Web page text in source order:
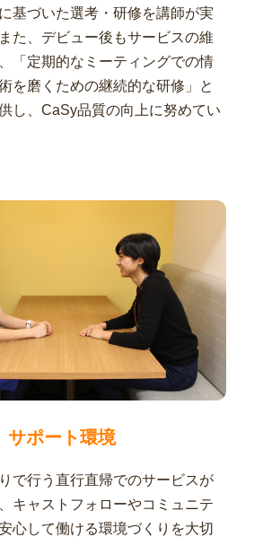
基づいた選考・研修を講師が実
た、デビュー後もサービスの維
「定期的なミーティングでの情
を磨くための継続的な研修」と
し、CaSy品質の向上に努めてい
サポート環境
で行う直行直帰でのサービスが
キャストフォローやコミュニテ
心して働ける環境づくりを大切